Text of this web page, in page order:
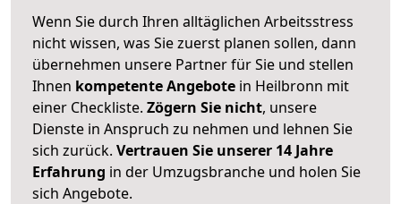
Wenn Sie durch Ihren alltäglichen Arbeitsstress
nicht wissen, was Sie zuerst planen sollen, dann
übernehmen unsere Partner für Sie und stellen
Ihnen kompetente Angebote in Heilbronn mit
einer Checkliste. Zögern Sie nicht, unsere
Dienste in Anspruch zu nehmen und lehnen Sie
sich zurück. Vertrauen Sie unserer 14 Jahre
Erfahrung in der Umzugsbranche und holen Sie
sich Angebote.